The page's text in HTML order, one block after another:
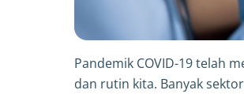
Pandemik COVID-19 telah
dan rutin kita. Banyak